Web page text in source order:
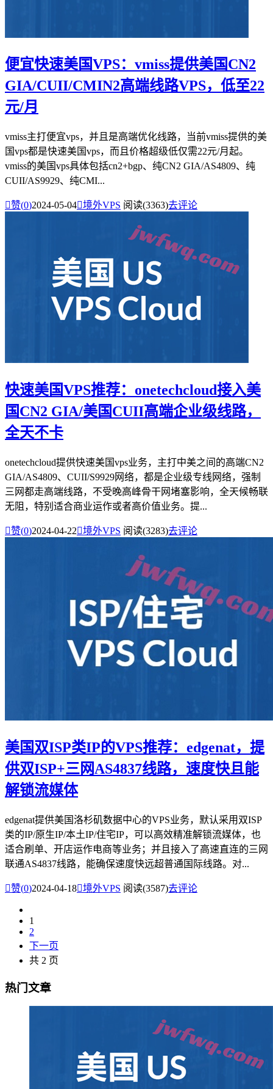
便宜快速美国VPS：vmiss提供美国CN2
GIA/CUII/CMIN2高端线路VPS，低至22
元/月
vmiss主打便宜vps，并且是高端优化线路，当前vmiss提供的美
国vps都是快速美国vps，而且价格超级低仅需22元/月起。
vmiss的美国vps具体包括cn2+bgp、纯CN2 GIA/AS4809、纯
CUII/AS9929、纯CMI...
赞(0)2024-05-04境外VPS 阅读(3363)去评论
快速美国VPS推荐：onetechcloud接入美
国CN2 GIA/美国CUII高端企业级线路，
全天不卡
onetechcloud提供快速美国vps业务，主打中美之间的高端CN2
GIA/AS4809、CUII/S9929网络，都是企业级专线网络，强制
三网都走高端线路，不受晚高峰骨干网堵塞影响，全天候畅联
无阻，特别适合商业运作或者高价值业务。提...
赞(0)2024-04-22境外VPS 阅读(3283)去评论
美国双ISP类IP的VPS推荐：edgenat，提
供双ISP+三网AS4837线路，速度快且能
解锁流媒体
edgenat提供美国洛杉矶数据中心的VPS业务，默认采用双ISP
类的IP/原生IP/本土IP/住宅IP，可以高效精准解锁流媒体，也
适合刷单、开店运作电商等业务；并且接入了高速直连的三网
联通AS4837线路，能确保速度快远超普通国际线路。对...
赞(0)2024-04-18境外VPS 阅读(3587)去评论
1
2
下一页
共 2 页
热门文章